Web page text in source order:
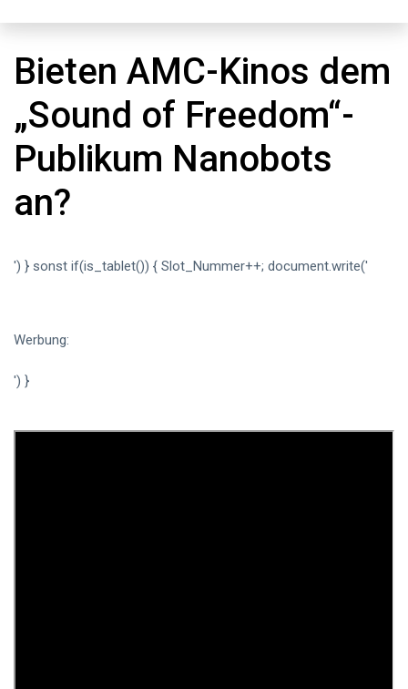
Bieten AMC-Kinos dem
„Sound of Freedom“-
Publikum Nanobots
an?
') } sonst if(is_tablet()) { Slot_Nummer++; document.write('
Werbung:
') }